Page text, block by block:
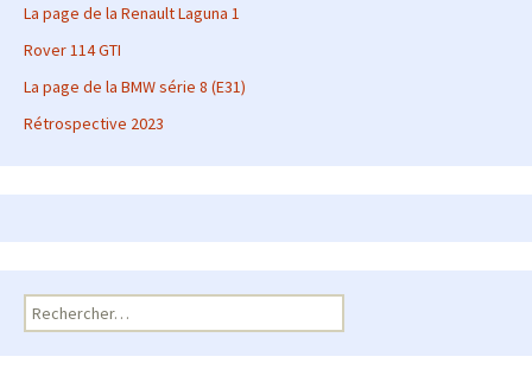
La page de la Renault Laguna 1
Rover 114 GTI
La page de la BMW série 8 (E31)
Rétrospective 2023
Rechercher :